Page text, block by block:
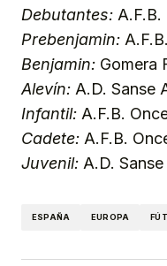
Debutantes:
Prebenjamin:
Benjamin: Gomera
Alevín: A.D. Sanse
Infantil: A.F.B.
Cadete: A.F.B.
Juvenil: A.D. Sanse
ESPAÑA EUROPA